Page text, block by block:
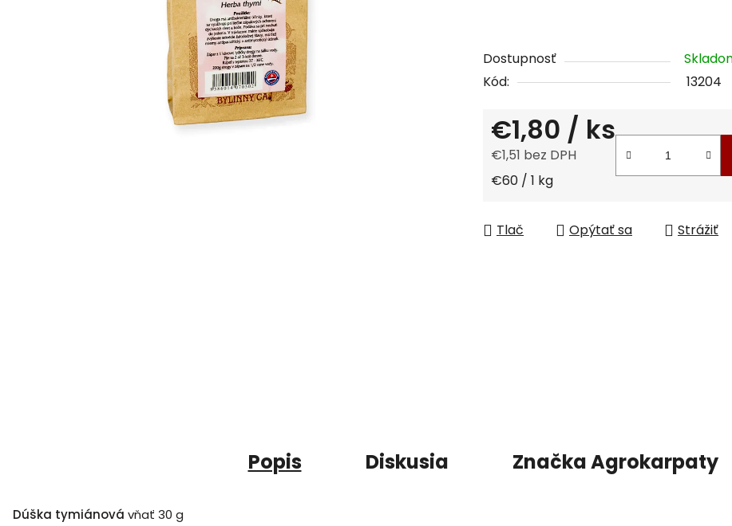
Dostupnosť
Kód:
13204
€1,80 / ks
€1,51 bez DPH
Jednotková cena:
€60 / 1 kg
Tlač Opýtať sa Strážiť
Popis Diskusia ZnačkaAgrokarpaty
Dúška tymiánová vňať 30 g